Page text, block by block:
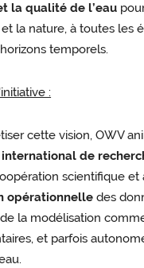
la qualité de l’eau
la nature, à toutes les
temporels.
:
cette vision, OWV
de
scientifique et
opérationnelle des
la modélisation
et parfois